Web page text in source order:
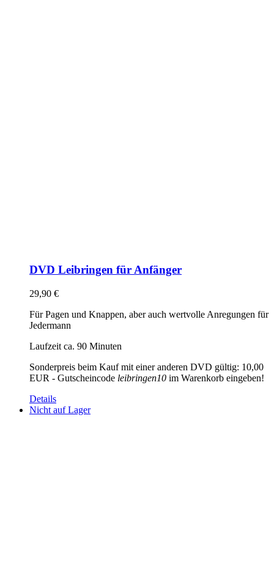
DVD Leibringen für Anfänger
29,90 €
Für Pagen und Knappen, aber auch wertvolle Anregungen für
Jedermann
Laufzeit ca. 90 Minuten
Sonderpreis beim Kauf mit einer anderen DVD gültig: 10,00
EUR - Gutscheincode leibringen10 im Warenkorb eingeben!
Details
Nicht auf Lager